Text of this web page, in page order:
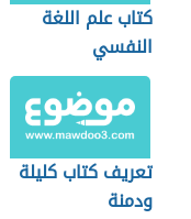
كتاب علم اللغة
النفسي
تشومسكي
تعريف كتاب كليلة
ودمنة